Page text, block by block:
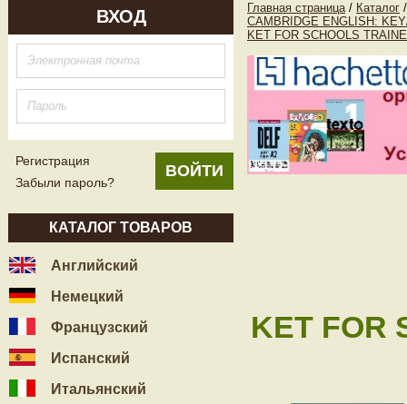
ВХОД
Регистрация
Забыли пароль?
КАТАЛОГ ТОВАРОВ
Английский
Немецкий
Французский
Испанский
Итальянский
Главная страница / Каталог /
CAMBRIDGE ENGLISH:
KET FOR SCHOOLS
KET FOR